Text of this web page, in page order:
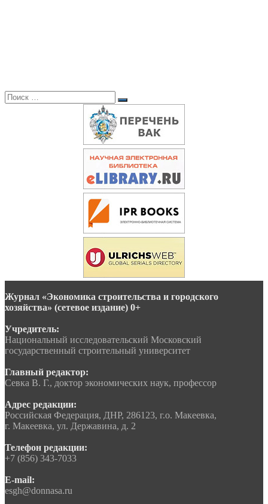
Поиск:
Поиск
Журнал «Экономика строительства и городского
хозяйства» (сетевое издание) 0+
Учредитель:
Национальный исследовательский Московский
государственный строительный университет
Главный редактор:
Севка В. Г., доктор экономических наук, профессор
Адрес редакции:
Российская Федерация, ДНР, 286123, г.о. Макеевка,
г. Макеевка, ул. Державина, д. 2
Телефон редакции:
+7 (856) 343-7033
E-mail:
esgh@donnasa.ru